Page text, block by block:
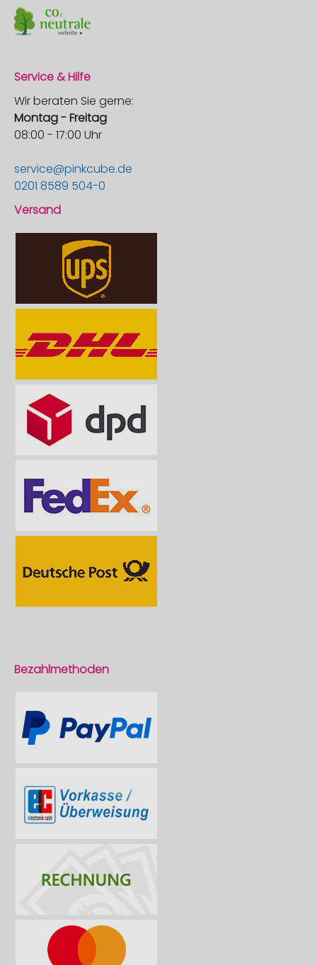
Service & Hilfe
Wir beraten Sie gerne:
Montag - Freitag
08:00 - 17:00 Uhr
service@pinkcube.de
0201 8589 504-0
Versand
Bezahlmethoden